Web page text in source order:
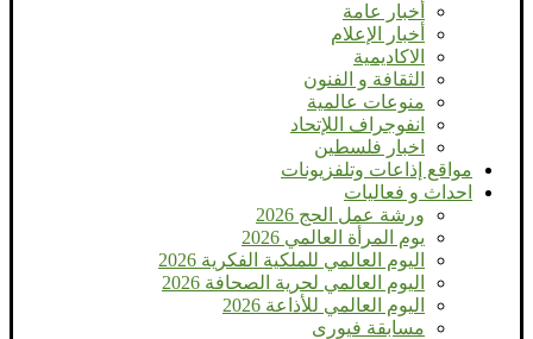
أخبار عامة
أخبار الإعلام
الاكاديمية
الثقافة و الفنون
منوعات عالمية
انفوجراف اللإتحاد
اخبار فلسطين
مواقع إذاعات وتلفزيونات
احداث و فعاليات
ورشة عمل الحج 2026
يوم المرأة العالمي 2026
اليوم العالمي للملكية الفكرية 2026
اليوم العالمي لحرية الصحافة 2026
اليوم العالمي للأذاعة 2026
مسابقة فيورى